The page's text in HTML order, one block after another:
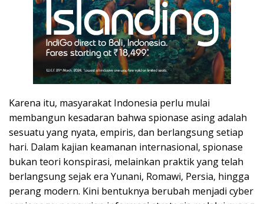
Karena itu, masyarakat Indonesia perlu mulai
membangun kesadaran bahwa spionase asing adalah
sesuatu yang nyata, empiris, dan berlangsung setiap
hari. Dalam kajian keamanan internasional, spionase
bukan teori konspirasi, melainkan praktik yang telah
berlangsung sejak era Yunani, Romawi, Persia, hingga
perang modern. Kini bentuknya berubah menjadi cyber